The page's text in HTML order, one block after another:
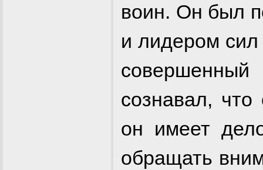
воин. Он был
и лидером
сознавал,
он имеет
обращать